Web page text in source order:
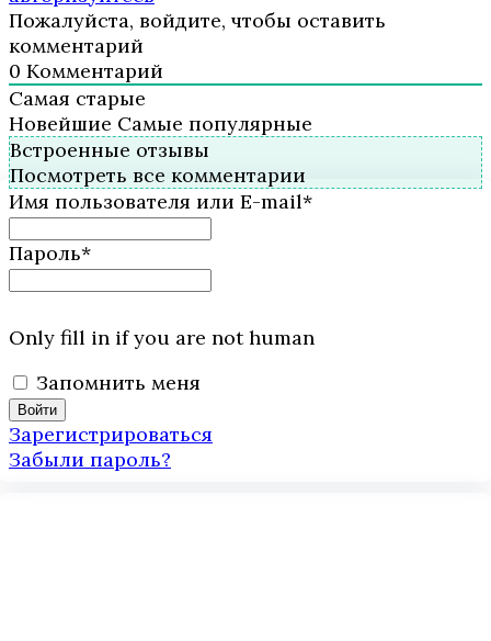
Пожалуйста, войдите, чтобы оставить
комментарий
0 Комментарий
Самая старые
Новейшие Самые популярные
Встроенные отзывы
Посмотреть все комментарии
Имя пользователя или E-mail*
Пароль*
Only fill in if you are not human
Запомнить меня
Зарегистрироваться
Забыли пароль?